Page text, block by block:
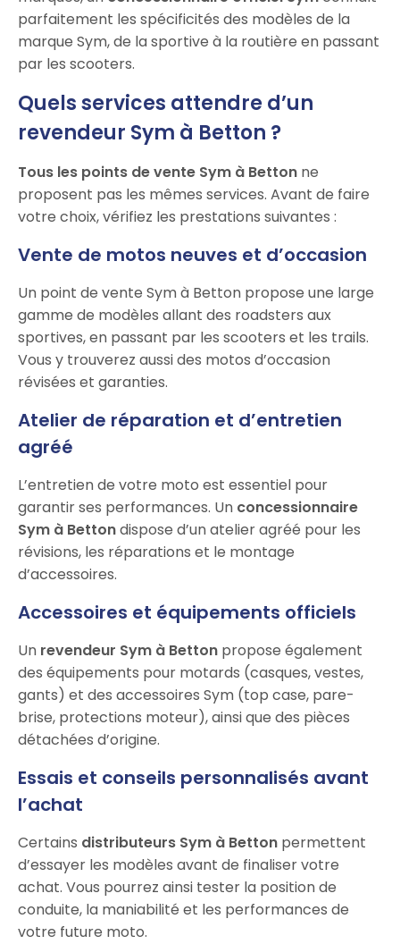
parfaitement les spécificités des modèles de la
marque Sym, de la sportive à la routière en passant
par les scooters.
Quels services attendre d’un
revendeur Sym à Betton ?
Tous les points de vente Sym à Betton ne
proposent pas les mêmes services. Avant de faire
votre choix, vérifiez les prestations suivantes :
Vente de motos neuves et d’occasion
Un point de vente Sym à Betton propose une large
gamme de modèles allant des roadsters aux
sportives, en passant par les scooters et les trails.
Vous y trouverez aussi des motos d’occasion
révisées et garanties.
Atelier de réparation et d’entretien
agréé
L’entretien de votre moto est essentiel pour
garantir ses performances. Un concessionnaire
Sym à Bettondispose d’un atelier agréé pour les
révisions, les réparations et le montage
d’accessoires.
Accessoires et équipements officiels
Un revendeur Sym à Betton propose également
des équipements pour motards (casques, vestes,
gants) et des accessoires Sym (top case, pare-
brise, protections moteur), ainsi que des pièces
détachées d’origine.
Essais et conseils personnalisés avant
l’achat
Certains distributeurs Sym à Betton permettent
d’essayer les modèles avant de finaliser votre
achat. Vous pourrez ainsi tester la position de
conduite, la maniabilité et les performances de
votre future moto.